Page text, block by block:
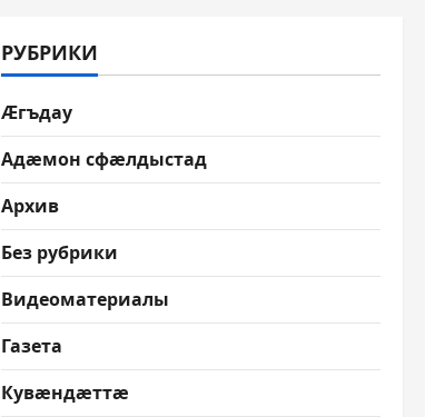
РУБРИКИ
Æгъдау
Адæмон сфæлдыстад
Архив
Без рубрики
Видеоматериалы
Газета
Кувæндæттæ